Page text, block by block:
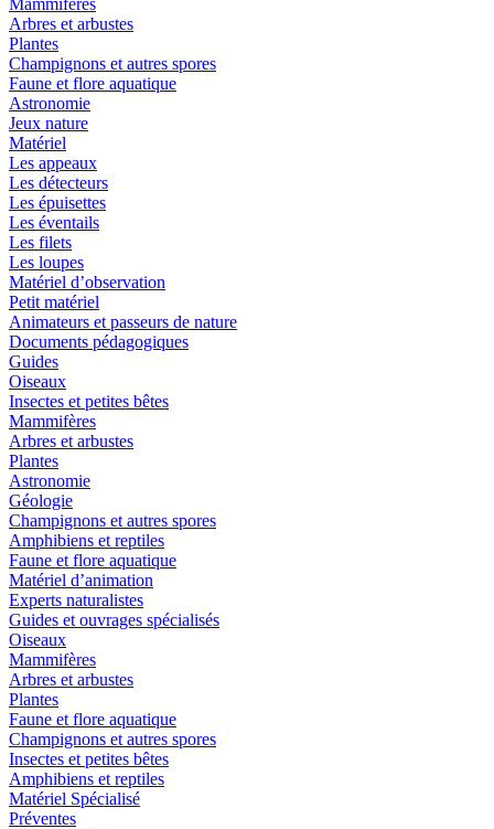
Arbres et arbustes
Plantes
Champignons et autres spores
Faune et flore aquatique
Astronomie
Jeux nature
Matériel
Les appeaux
Les détecteurs
Les épuisettes
Les éventails
Les filets
Les loupes
Matériel d’observation
Petit matériel
Animateurs et passeurs de nature
Documents pédagogiques
Guides
Oiseaux
Insectes et petites bêtes
Mammifères
Arbres et arbustes
Plantes
Astronomie
Géologie
Champignons et autres spores
Amphibiens et reptiles
Faune et flore aquatique
Matériel d’animation
Experts naturalistes
Guides et ouvrages spécialisés
Oiseaux
Mammifères
Arbres et arbustes
Plantes
Faune et flore aquatique
Champignons et autres spores
Insectes et petites bêtes
Amphibiens et reptiles
Matériel Spécialisé
Préventes